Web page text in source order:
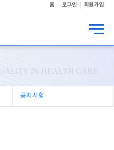
홈 로그인 회원가입
IN HEALTH CARE
공지사항